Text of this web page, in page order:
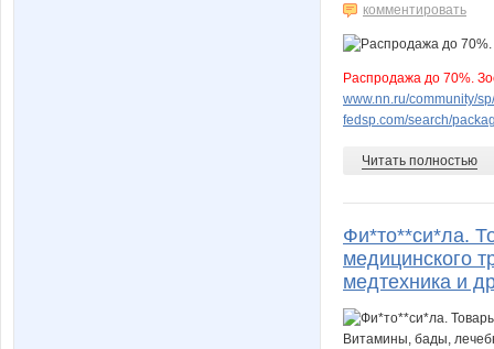
комментировать
Распродажа до 70%.
www.nn.ru/community/
fedsp.com/search/
Читать полностью
Фи*то**си*ла.
медицинского
медтехника и